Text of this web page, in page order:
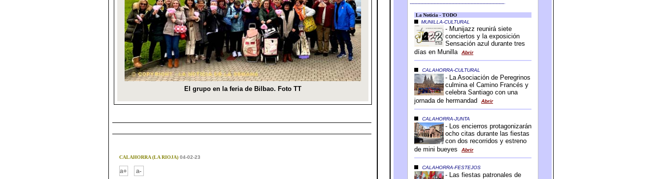
CALAHORRA (LA RIOJA)04-02-23
a+
a-
-----------------------------------------------------------------